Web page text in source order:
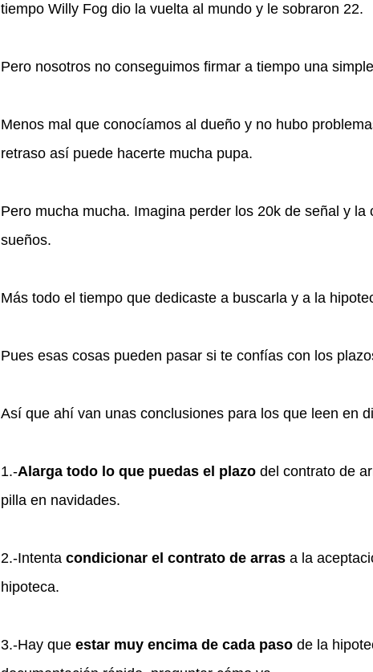
tiempo Willy Fog dio la vuelta al mundo y le sobraron 22.
Pero nosotros no conseguimos firmar a tiempo una
Menos mal que conocíamos al dueño y no hubo
retraso así puede hacerte mucha pupa.
Pero mucha mucha. Imagina perder los 20k de señal y la
sueños.
Más todo el tiempo que dedicaste a buscarla y a la
Pues esas cosas pueden pasar si te confías con los
Así que ahí van unas conclusiones para los que leen en
1.-Alarga todo lo que puedas el plazo del contrato de
pilla en navidades.
2.-Intenta condicionar el contrato de arras a la
hipoteca.
3.-Hay que estar muy encima de cada paso de la